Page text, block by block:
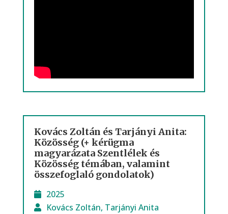
Kovács Zoltán és Tarjányi Anita:
Közösség (+ kérügma
magyarázata Szentlélek és
Közösség témában, valamint
összefoglaló gondolatok)
2025
Kovács Zoltán, Tarjányi Anita